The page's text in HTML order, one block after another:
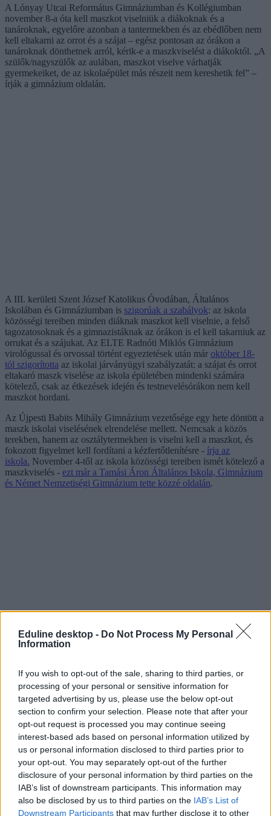
Eduline desktop - Do Not Process My Personal
Information
If you wish to opt-out of the sale, sharing to third parties, or
processing of your personal or sensitive information for
targeted advertising by us, please use the below opt-out
section to confirm your selection. Please note that after your
opt-out request is processed you may continue seeing
interest-based ads based on personal information utilized by
us or personal information disclosed to third parties prior to
your opt-out. You may separately opt-out of the further
disclosure of your personal information by third parties on the
IAB’s list of downstream participants. This information may
also be disclosed by us to third parties on the IAB’s List of
Downstream Participants that may further disclose it to other
A Lónyay Utcai Református Gimnáziumban és Kollégiumban
november 8-a óta kell maszkot viselniük a diákoknak és a
tanároknak, egyelőre azonban a tantermekben és az ebédlőben nem
kell eltakarni az orrot és a szájat – egész pontosan az órákon a
tanároknak dönthetnek arról, kérik-e a maszkviselést a diákoktól. „A
szülők/nagyszülők az aulában, maszkot viselve várhatják
gyermekeiket, de az iskolaépület más részeit nem kereshetik fel” –
írják a gimnázium oldalán.
A III. kerületi Szent József Katolikus Óvodában, Általános
Iskolában és Gimnáziumban is szigorúak a szabályok: az iskola
közösségi tereiben minden diáknak maszkot kell viselnie, a felső
tagozatosoknak és a gimnazistáknak az órákon is el kell takarniuk az
orrukat és a szájukat. Az ELTE Radnóti Miklós Gimnázium
virológussal és orvossal történt egyeztetések után már október 18-
tól szigorította az iskolai járványügyi szabályzatát: a szájat és orrot
eltakaró maszk viselése az iskola épületében mindenki számára
kötelező, csak az étkezések idején és testnevelésórákon nem kell
maszkot hordani.
Az Újpesti Babits Mihály Gimnázium vezetősége egy hete döntött a
maszk iskolai viselésének elrendelése mellett. Nemcsak a közös
terekben, hanem az osztálytermekben is viselni kell a maszkot, és
fokozott figyelmet kell fordítani a kézfertőtlenítésre - írja az
iskola. November 4-től az iskola közösségi tereiben ismét kötelező a
maszkviselés - ezt már a Tamási Áron Általános Iskola, Gimnázium
és Német Nemzetiségi Gimnázium tette közzé oldalán.